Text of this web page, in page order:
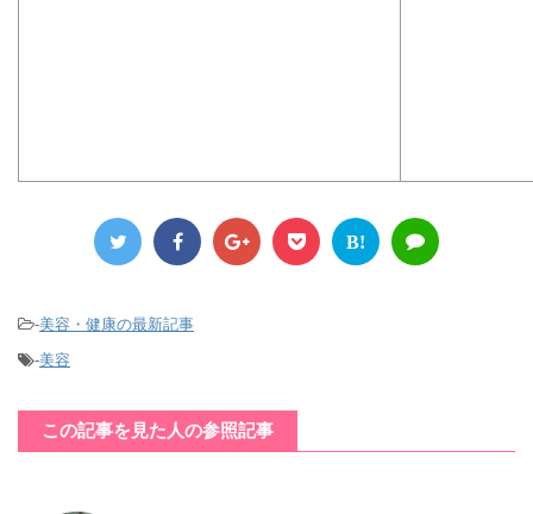
B!
-美容・健康の最新記事
-美容
この記事を見た人の参照記事